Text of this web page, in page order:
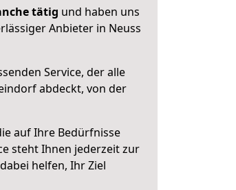
tätig und haben uns
Anbieter in Neuss
Service, der alle
abdeckt, von der
auf Ihre Bedürfnisse
steht Ihnen jederzeit zur
helfen, Ihr Ziel